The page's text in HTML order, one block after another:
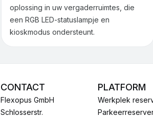
oplossing in uw vergaderruimtes, die
een RGB LED-statuslampje en
kioskmodus ondersteunt.
CONTACT
Flexopus GmbH
Schlosserstr.
PLATFORM
Werkplek